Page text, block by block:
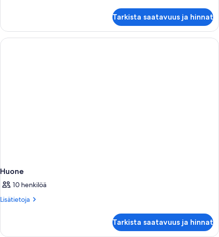
Tarkista saatavuus ja hinnat
Huone
10 henkilöä
Lisätietoja
Lisätietoja
Tarkista saatavuus ja hinnat